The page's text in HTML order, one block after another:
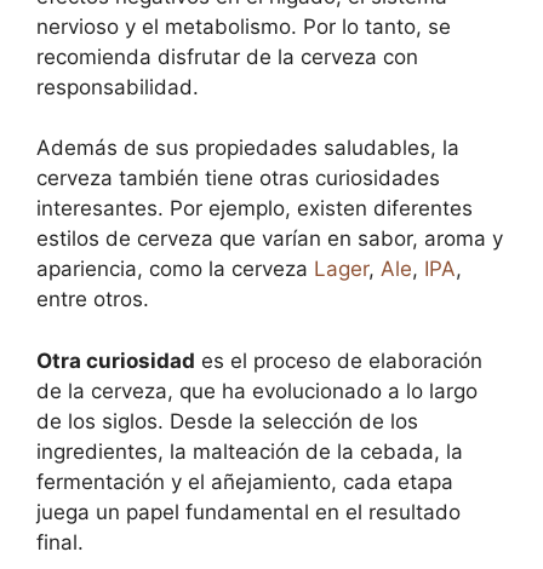
nervioso y el metabolismo. Por lo tanto, se
recomienda disfrutar de la cerveza con
responsabilidad.
Además de sus propiedades saludables, la
cerveza también tiene otras curiosidades
interesantes. Por ejemplo, existen diferentes
estilos de cerveza que varían en sabor, aroma y
apariencia, como la cerveza Lager, Ale, IPA,
entre otros.
Otra curiosidad es el proceso de elaboración
de la cerveza, que ha evolucionado a lo largo
de los siglos. Desde la selección de los
ingredientes, la malteación de la cebada, la
fermentación y el añejamiento, cada etapa
juega un papel fundamental en el resultado
final.